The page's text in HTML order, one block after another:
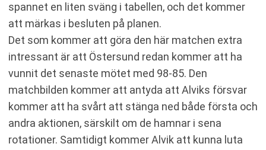
spannet en liten sväng i tabellen, och det kommer
att märkas i besluten på planen.
Det som kommer att göra den här matchen extra
intressant är att Östersund redan kommer att ha
vunnit det senaste mötet med 98-85. Den
matchbilden kommer att antyda att Alviks försvar
kommer att ha svårt att stänga ned både första och
andra aktionen, särskilt om de hamnar i sena
rotationer. Samtidigt kommer Alvik att kunna luta